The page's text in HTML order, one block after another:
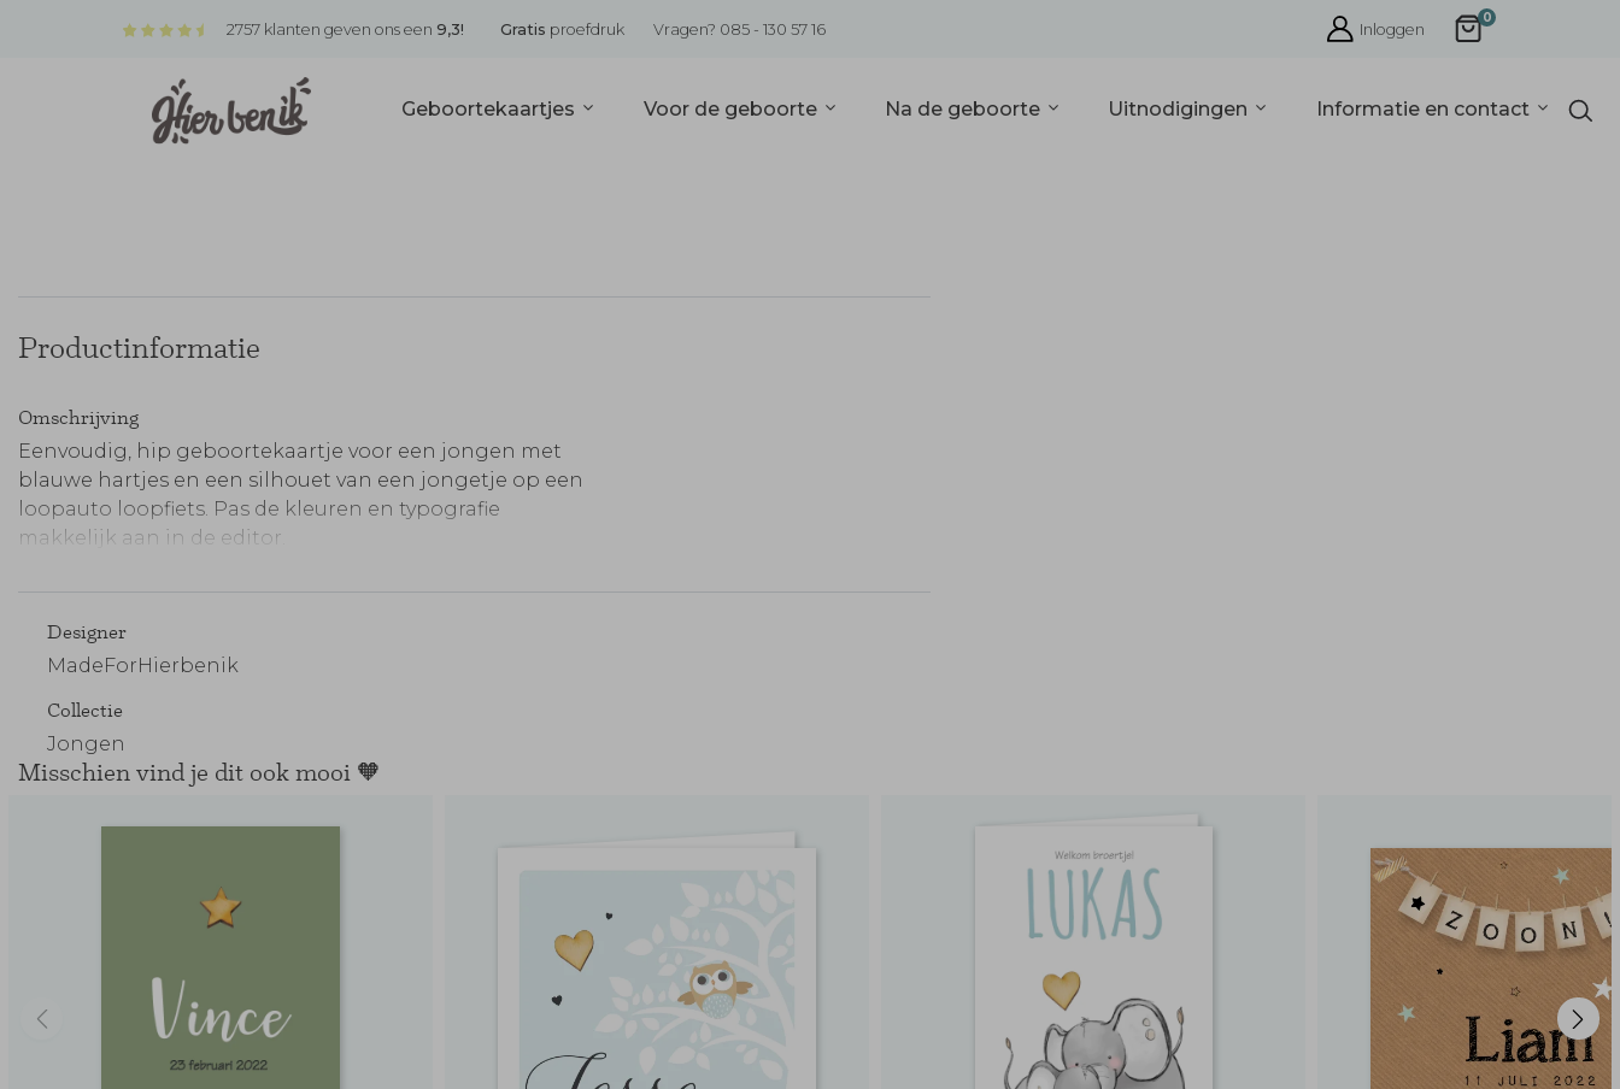
2757 klanten geven ons een 9,3! Gratis proefdruk Vragen? 085 - 130 57 16 Inloggen
0
Geboortekaartjes Voor de geboorte Na de geboorte Uitnodigingen Informatie en contact
Productinformatie
Omschrijving
Eenvoudig, hip geboortekaartje voor een jongen met
blauwe hartjes en een silhouet van een jongetje op een
loopauto loopfiets. Pas de kleuren en typografie
makkelijk aan in de editor.
Enveloppen
Sluitzegels
Designer
MadeForHierbenik
Collectie
Jongen
Misschien vind je dit ook mooi 🧡